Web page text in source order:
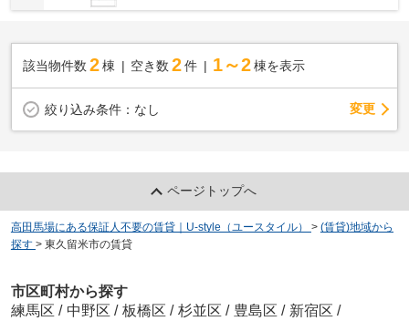
該当物件数 2棟 空き数 2 件 1～2 棟を表示
絞り込み条件： なし 変更
ページトップへ
高田馬場にある保証人不要の賃貸｜U-style（ユースタイル） > (賃貸)地域から
探す > 東久留米市の賃貸
市区町村から探す
練馬区 / 中野区 / 板橋区 / 杉並区 / 豊島区 / 新宿区 /